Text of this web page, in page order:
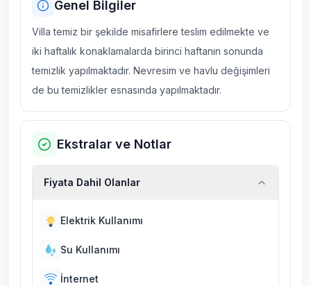
Genel Bilgiler
Villa temiz bir şekilde misafirlere teslim edilmekte ve
iki haftalık konaklamalarda birinci haftanın sonunda
temizlik yapılmaktadır. Nevresim ve havlu değişimleri
de bu temizlikler esnasında yapılmaktadır.
Ekstralar ve Notlar
Fiyata Dahil Olanlar
Elektrik Kullanımı
Su Kullanımı
İnternet